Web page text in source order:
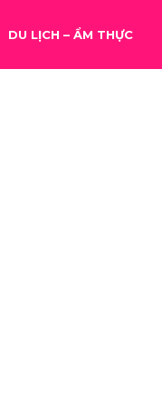
DU LỊCH – ẨM THỰC